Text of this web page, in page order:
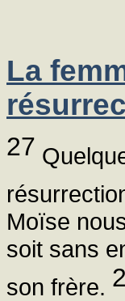
La
27
Moïse
soit sans
son frère.